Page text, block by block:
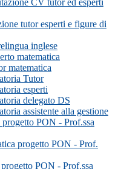
CV tutor ed esperti
tutor esperti e figure di
inglese
matematica
matematica
Tutor
esperti
delegato DS
assistente alla gestione
PON - Prof.ssa
progetto PON - Prof.
PON - Prof.ssa